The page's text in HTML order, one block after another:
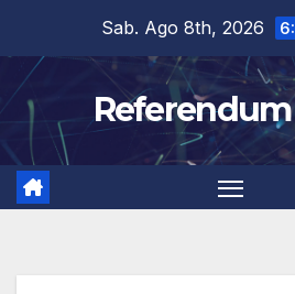
contenuto
Sab. Ago 8th, 2026